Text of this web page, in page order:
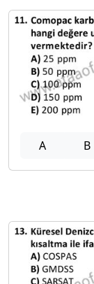
A B